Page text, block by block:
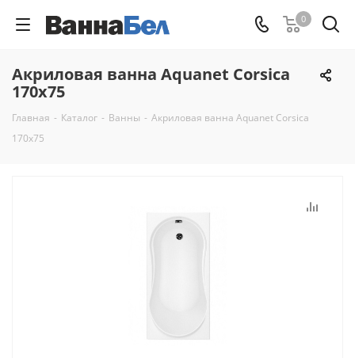
0
Акриловая ванна Aquanet Corsica
170x75
Главная - Каталог - Ванны - Акриловая ванна Aquanet Corsica
170x75